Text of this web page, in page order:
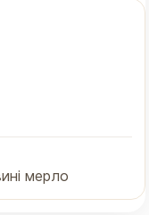
мерло